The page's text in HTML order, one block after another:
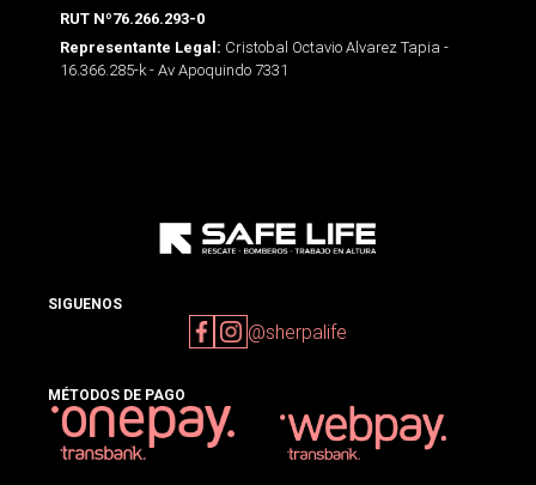
RUT Nº76.266.293-0
Representante Legal: Cristobal Octavio Alvarez Tapia -
16.366.285-k - Av Apoquindo 7331
SIGUENOS
@sherpalife
MÉTODOS DE PAGO